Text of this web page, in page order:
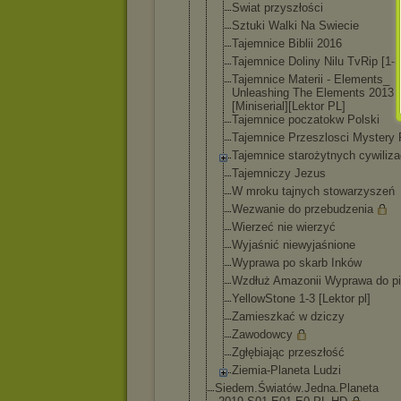
Swiat przyszłości
Sztuki Walki Na Swiecie
Tajemnice Biblii 2016
Tajemnice Doliny Nilu TvRip [1-3]
Tajemnice Materii - Elements_
Unleashing The Elements 2013
[Miniserial ][Lektor PL]
Tajemnice poczatokw Polski
Tajemnice Przeszlosci Mystery
Tajemnice starożytnyc h
Tajemniczy Jezus
W mroku tajnych stowarzyszeń
Wezwanie do przebudzenia
Wierzeć nie wierzyć
Wyjaśnić niewyjaśnione
Wyprawa po skarb Inków
Wzdłuż Amazonii Wyprawa do
YellowStone 1-3 [Lektor pl]
Zamieszkać w dziczy
Zawodowcy
Zgłębiając przeszłość
Ziemia-Planeta Ludzi
Siedem.Światów.Jedna.Planeta